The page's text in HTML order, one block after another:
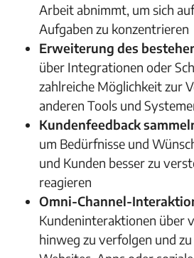
Arbeit abnimmt, um sich
Aufgaben zu konzentrieren
Erweiterung des
über Integrationen oder
zahlreiche Möglichkeit zur
anderen Tools und
Kundenfeedback
um Bedürfnisse und
und Kunden besser zu
reagieren
Omni-Channel-
Kundeninteraktionen über
hinweg zu verfolgen und